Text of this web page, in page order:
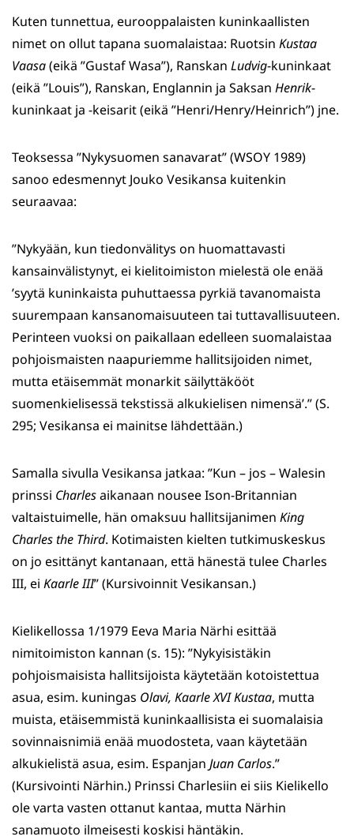
Kuten tunnettua, eurooppalaisten kuninkaallisten
nimet on ollut tapana suomalaistaa: Ruotsin Kustaa
Vaasa(eikä ”Gustaf Wasa”), Ranskan Ludvig-kuninkaat
(eikä ”Louis”), Ranskan, Englannin ja Saksan Henrik-
kuninkaat ja -keisarit (eikä ”Henri/Henry/Heinrich”) jne.
Teoksessa ”Nykysuomen sanavarat” (WSOY 1989)
sanoo edesmennyt Jouko Vesikansa kuitenkin
seuraavaa:
”Nykyään, kun tiedonvälitys on huomattavasti
kansainvälistynyt, ei kielitoimiston mielestä ole enää
’syytä kuninkaista puhuttaessa pyrkiä tavanomaista
suurempaan kansanomaisuuteen tai tuttavallisuuteen.
Perinteen vuoksi on paikallaan edelleen suomalaistaa
pohjoismaisten naapuriemme hallitsijoiden nimet,
mutta etäisemmät monarkit säilyttäkööt
suomenkielisessä tekstissä alkukielisen nimensä’.” (S.
295; Vesikansa ei mainitse lähdettään.)
Samalla sivulla Vesikansa jatkaa: ”Kun – jos – Walesin
prinssi Charlesaikanaan nousee Ison-Britannian
valtaistuimelle, hän omaksuu hallitsijanimen King
Charles the Third. Kotimaisten kielten tutkimuskeskus
on jo esittänyt kantanaan, että hänestä tulee Charles
III, ei Kaarle III” (Kursivoinnit Vesikansan.)
Kielikellossa 1/1979 Eeva Maria Närhi esittää
nimitoimiston kannan (s. 15): ”Nykyisistäkin
pohjoismaisista hallitsijoista käytetään kotoistettua
asua, esim. kuningas Olavi, Kaarle XVI Kustaa, mutta
muista, etäisemmistä kuninkaallisista ei suomalaisia
sovinnaisnimiä enää muodosteta, vaan käytetään
alkukielistä asua, esim. Espanjan Juan Carlos.”
(Kursivointi Närhin.) Prinssi Charlesiin ei siis Kielikello
ole varta vasten ottanut kantaa, mutta Närhin
sanamuoto ilmeisesti koskisi häntäkin.